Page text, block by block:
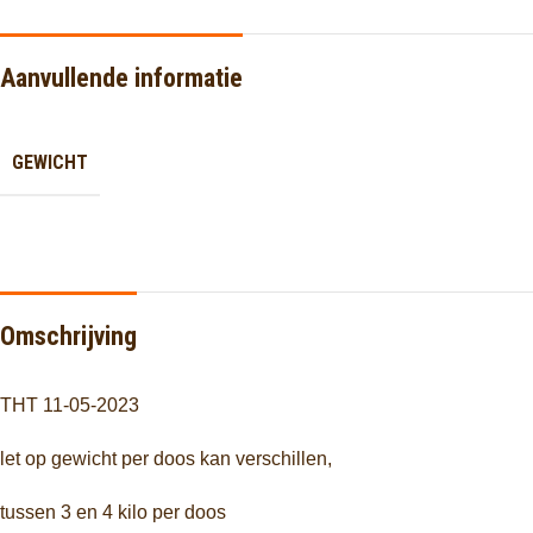
Aanvullende informatie
GEWICHT
Omschrijving
THT 11-05-2023
let op gewicht per doos kan verschillen,
tussen 3 en 4 kilo per doos